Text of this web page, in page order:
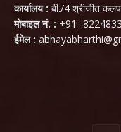
कार्यालय : बी./4 श्रीजीत
मोबाइल नं. : +91-
ईमेल :